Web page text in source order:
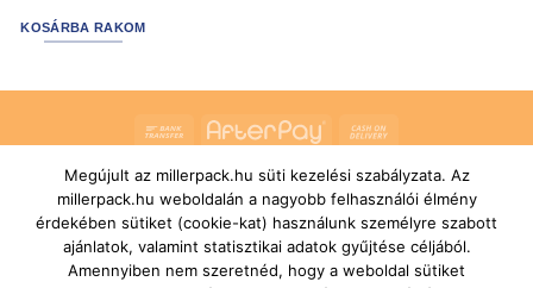
8.192 Ft.
KOSÁRBA RAKOM
Bank
AfterPay
Delivery
RÓLUNK
ÁLTALÁNOS SZERZŐDÉSI FELTÉTELEK
SZÁLLÍTÁSI ÉS FIZETÉSI FELTÉTELEK
JOGI NYILATKOZAT
IMPRESSZUM
KAPCSOLAT
ÜGYFÉLSZOLGÁLAT
FELIRATKOZÁS HÍRLEVÉLRE
Copyright 2026 © MILLERPACK.HUPowered byPrintroom Bt. -
Megújult az millerpack.hu süti kezelési szabályzata. Az
millerpack.hu weboldalán a nagyobb felhasználói élmény
érdekében sütiket (cookie-kat) használunk személyre szabott
ajánlatok, valamint statisztikai adatok gyűjtése céljából.
Amennyiben nem szeretnéd, hogy a weboldal sütiket